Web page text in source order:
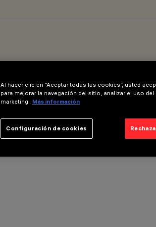
Al hacer clic en “Aceptar todas las cookies”, usted
para mejorar la navegación del sitio, analizar el uso
marketing. Más información
Configuración de cookies